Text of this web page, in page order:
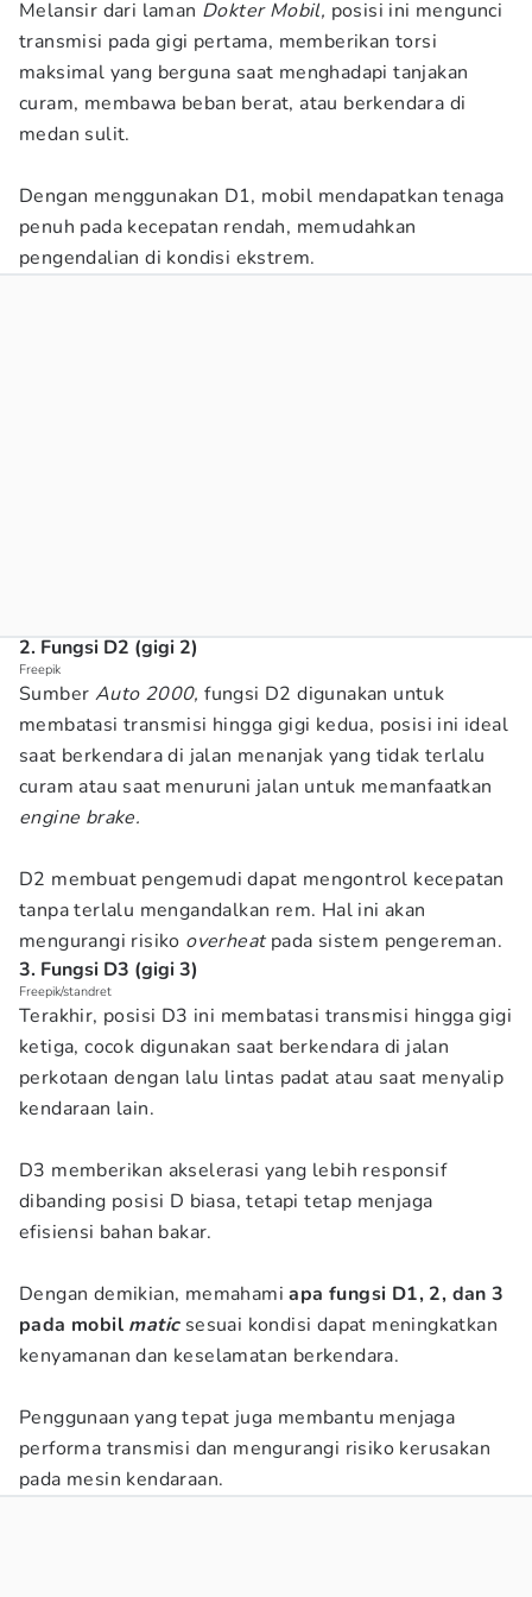
Melansir dari laman Dokter Mobil, posisi ini mengunci
transmisi pada gigi pertama, memberikan torsi
maksimal yang berguna saat menghadapi tanjakan
curam, membawa beban berat, atau berkendara di
medan sulit.
Dengan menggunakan D1, mobil mendapatkan tenaga
penuh pada kecepatan rendah, memudahkan
pengendalian di kondisi ekstrem.
2. Fungsi D2 (gigi 2)
Freepik
Sumber Auto 2000,fungsi D2 digunakan untuk
membatasi transmisi hingga gigi kedua, posisi ini ideal
saat berkendara di jalan menanjak yang tidak terlalu
curam atau saat menuruni jalan untuk memanfaatkan
engine brake.
D2 membuat pengemudi dapat mengontrol kecepatan
tanpa terlalu mengandalkan rem. Hal ini akan
mengurangi risiko overheatpada sistem pengereman.
3. Fungsi D3 (gigi 3)
Freepik/standret
Terakhir, posisi D3 ini membatasi transmisi hingga gigi
ketiga, cocok digunakan saat berkendara di jalan
perkotaan dengan lalu lintas padat atau saat menyalip
kendaraan lain.
D3 memberikan akselerasi yang lebih responsif
dibanding posisi D biasa, tetapi tetap menjaga
efisiensi bahan bakar.
Dengan demikian, memahamiapa fungsi D1, 2, dan 3
pada mobil maticsesuai kondisi dapat meningkatkan
kenyamanan dan keselamatan berkendara.
Penggunaan yang tepat juga membantu menjaga
performa transmisi dan mengurangi risiko kerusakan
pada mesin kendaraan.